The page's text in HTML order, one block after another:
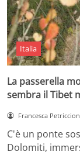
Italia
La passerella
sembra il Tibet
Francesca
C'è un ponte
Dolomiti,